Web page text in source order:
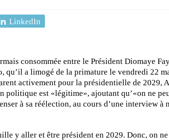
LinkedIn
consommée entre le Président Diomaye
qu’il a limogé de la primature le vendredi 22
activement pour la présidentielle de 2029,
politique est «légitime», ajoutant qu’«on ne
à sa réélection, au cours d’une interview à
y aller et être président en 2029. Donc, on